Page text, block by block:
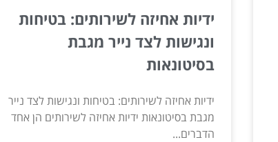
ידיות אחיזה לשירותים: בטיחות
ונגישות לצד נייר מגבת
בסיטונאות
ידיות אחיזה לשירותים: בטיחות ונגישות לצד נייר
מגבת בסיטונאות ידיות אחיזה לשירותים הן אחד
הדברים...